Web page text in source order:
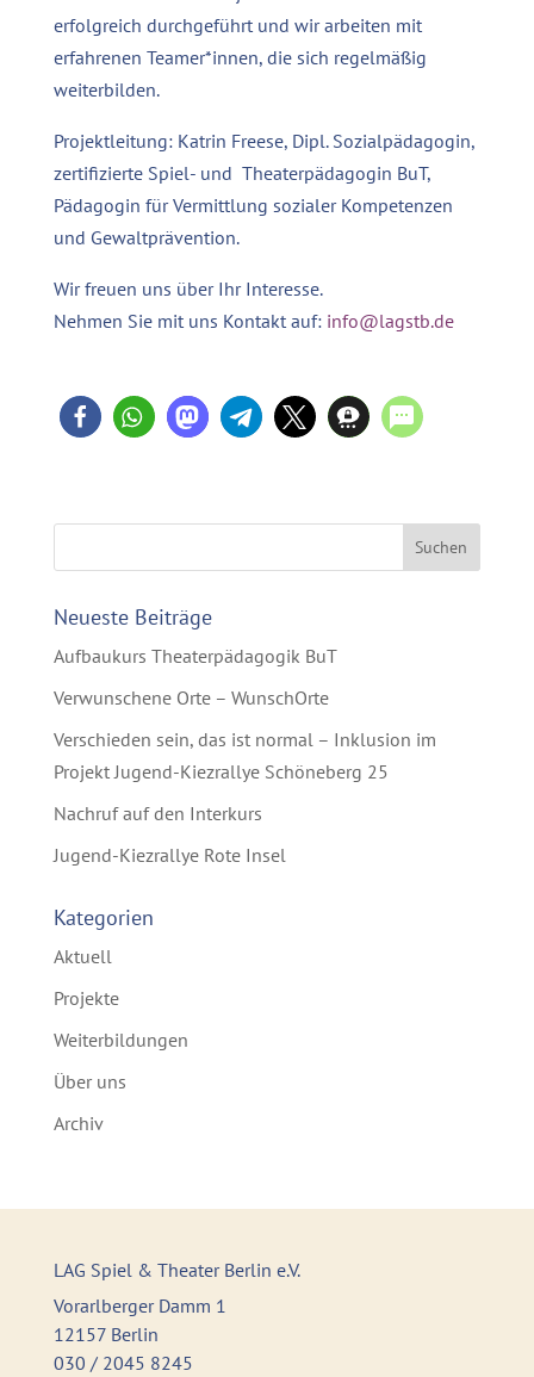
erfolgreich durchgeführt und wir arbeiten mit
erfahrenen Teamer*innen, die sich regelmäßig
weiterbilden.
Projektleitung: Katrin Freese, Dipl. Sozialpädagogin,
zertifizierte Spiel- und Theaterpädagogin BuT,
Pädagogin für Vermittlung sozialer Kompetenzen
und Gewaltprävention.
Wir freuen uns über Ihr Interesse.
Nehmen Sie mit uns Kontakt auf: info@lagstb.de
Neueste Beiträge
Aufbaukurs Theaterpädagogik BuT
Verwunschene Orte – WunschOrte
Verschieden sein, das ist normal – Inklusion im
Projekt Jugend-Kiezrallye Schöneberg 25
Nachruf auf den Interkurs
Jugend-Kiezrallye Rote Insel
Kategorien
Aktuell
Projekte
Weiterbildungen
Über uns
Archiv
LAG Spiel & Theater Berlin e.V.
Vorarlberger Damm 1
12157 Berlin
030 / 2045 8245